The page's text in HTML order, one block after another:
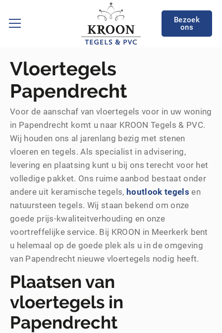
Bezoek
ons
Vloertegels
Papendrecht
Voor de aanschaf van vloertegels voor in uw woning
in Papendrecht komt u naar KROON Tegels & PVC.
Wij houden ons al jarenlang bezig met stenen
vloeren en tegels. Als specialist in advisering,
levering en plaatsing kunt u bij ons terecht voor het
volledige pakket. Ons ruime aanbod bestaat onder
andere uit keramische tegels, houtlook tegels en
natuursteen tegels. Wij staan bekend om onze
goede prijs-kwaliteitverhouding en onze
voortreffelijke service. Bij KROON in Meerkerk bent
u helemaal op de goede plek als u in de omgeving
van Papendrecht nieuwe vloertegels nodig heeft.
Plaatsen van
vloertegels in
Papendrecht